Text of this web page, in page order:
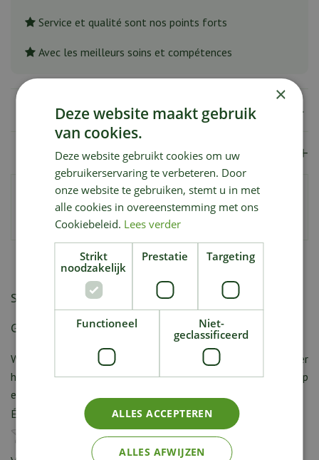
Service et qualité sont nos points forts
Avec les meilleurs soins et compétences
Spécifications
Frais d'envoi
Numéro de l’article
213107
Code EAN
9900000089771
Schrijf zelf een recensie over "Philodendron Florida
Ghost"
Wij zijn benieuwd naar uw mening! Schrijf een recensie over
het artikel"Philodendron Florida Ghost"en maak kans op
een Nationale Tuinbon ter waarde van € 25,- !
Évaluation:
×
Deze website maakt gebruik
van cookies.
Deze website gebruikt cookies om uw
gebruikerservaring te verbeteren. Door
onze website te gebruiken, stemt u in met
alle cookies in overeenstemming met ons
Cookiebeleid. Lees verder
Strikt
noodzakelijk
Prestatie Targeting
Functioneel
Niet-
geclassificeerd
ALLES ACCEPTEREN
ALLES AFWIJZEN